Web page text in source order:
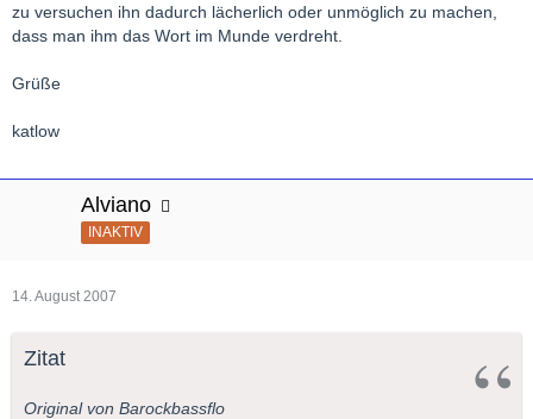
zu versuchen ihn dadurch lächerlich oder unmöglich zu machen,
dass man ihm das Wort im Munde verdreht.
Grüße
katlow
Alviano
INAKTIV
14. August 2007
Zitat
Original von Barockbassflo